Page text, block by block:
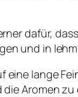
dafür,
und in
eine lange
Aromen zu